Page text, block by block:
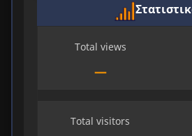
Total views
—
Total visitors